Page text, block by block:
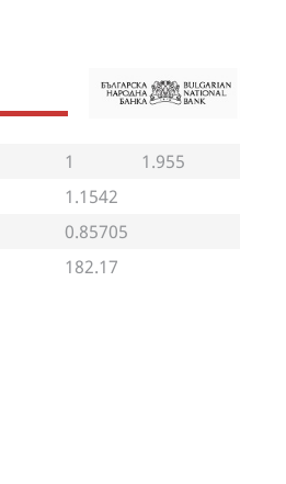
1
1.955
1.1542
0.85705
182.17